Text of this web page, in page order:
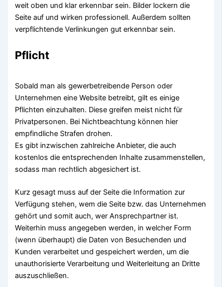
weit oben und klar erkennbar sein. Bilder lockern die
Seite auf und wirken professionell. Außerdem sollten
verpflichtende Verlinkungen gut erkennbar sein.
Pflicht
Sobald man als gewerbetreibende Person oder
Unternehmen eine Website betreibt, gilt es einige
Pflichten einzuhalten. Diese greifen meist nicht für
Privatpersonen. Bei Nichtbeachtung können hier
empfindliche Strafen drohen.
Es gibt inzwischen zahlreiche Anbieter, die auch
kostenlos die entsprechenden Inhalte zusammenstellen,
sodass man rechtlich abgesichert ist.
Kurz gesagt muss auf der Seite die Information zur
Verfügung stehen, wem die Seite bzw. das Unternehmen
gehört und somit auch, wer Ansprechpartner ist.
Weiterhin muss angegeben werden, in welcher Form
(wenn überhaupt) die Daten von Besuchenden und
Kunden verarbeitet und gespeichert werden, um die
unauthorisierte Verarbeitung und Weiterleitung an Dritte
auszuschließen.